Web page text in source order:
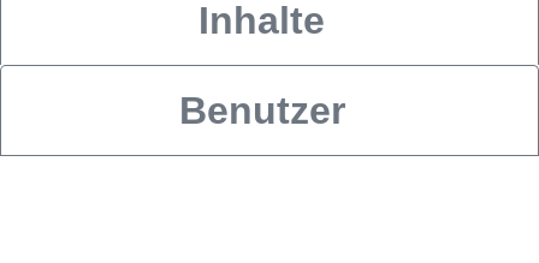
Inhalte
Benutzer